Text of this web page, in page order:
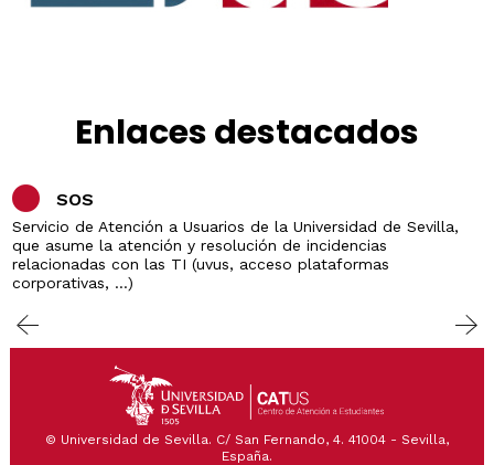
Enlaces destacados
SOS
Servicio de Atención a Usuarios de la Universidad de Sevilla,
que asume la atención y resolución de incidencias
relacionadas con las TI (uvus, acceso plataformas
corporativas, ...)
© Universidad de Sevilla. C/ San Fernando, 4. 41004 - Sevilla,
España.